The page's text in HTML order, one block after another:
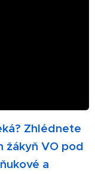
Zhlédnete
žákyň VO pod
a